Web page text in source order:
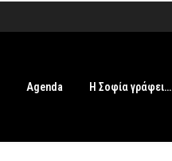
Agenda Η Σοφία γράφει…